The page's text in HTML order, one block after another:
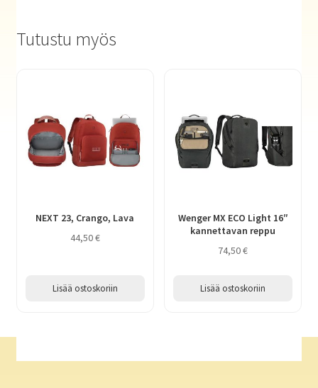
Tutustu myös
NEXT 23, Crango, Lava
44,50€
Lisää ostoskoriin
Wenger MX ECO Light 16″
kannettavan reppu
74,50€
Lisää ostoskoriin